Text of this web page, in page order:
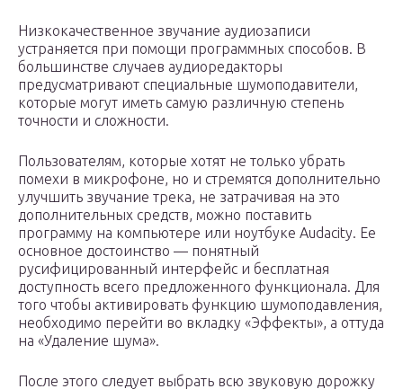
Низкокачественное звучание аудиозаписи
устраняется при помощи программных способов. В
большинстве случаев аудиоредакторы
предусматривают специальные шумоподавители,
которые могут иметь самую различную степень
точности и сложности.
Пользователям, которые хотят не только убрать
помехи в микрофоне, но и стремятся дополнительно
улучшить звучание трека, не затрачивая на это
дополнительных средств, можно поставить
программу на компьютере или ноутбуке Audacity. Ее
основное достоинство — понятный
русифицированный интерфейс и бесплатная
доступность всего предложенного функционала. Для
того чтобы активировать функцию шумоподавления,
необходимо перейти во вкладку «Эффекты», а оттуда
на «Удаление шума».
После этого следует выбрать всю звуковую дорожку